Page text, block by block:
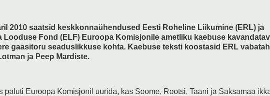
2010 saatsid keskkonnaühendused Eesti Roheline Liikumine (ERL) ja
Looduse Fond (ELF) Euroopa Komisjonile ametliku kaebuse
gaasitoru seaduslikkuse kohta. Kaebuse teksti koostasid ERL
ja Peep Mardiste.
paluti Euroopa Komisjonil uurida, kas Soome, Rootsi, Taani ja Saksamaa